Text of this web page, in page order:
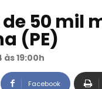
50 mil
(PE)
às 19:00h
Facebook